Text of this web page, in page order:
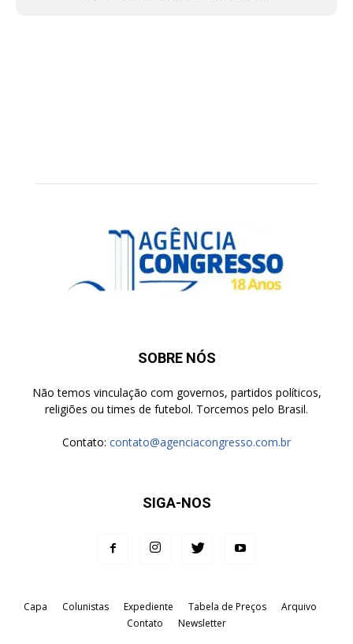
SOBRE NÓS
Não temos vinculação com governos, partidos políticos,
religiões ou times de futebol. Torcemos pelo Brasil.
Contato: contato@agenciacongresso.com.br
SIGA-NOS
Capa Colunistas Expediente Tabela de Preços
Arquivo
Contato
Newsletter